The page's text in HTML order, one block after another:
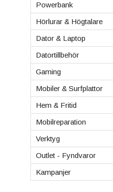
Powerbank
Hörlurar & Högtalare
Dator & Laptop
Datortillbehör
Gaming
Mobiler & Surfplattor
Hem & Fritid
Mobilreparation
Verktyg
Outlet - Fyndvaror
Kampanjer